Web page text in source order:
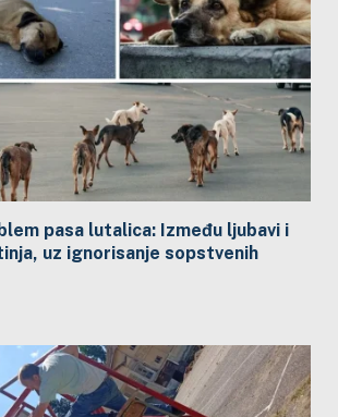
pasa lutalica: Između ljubavi i
uz ignorisanje sopstvenih